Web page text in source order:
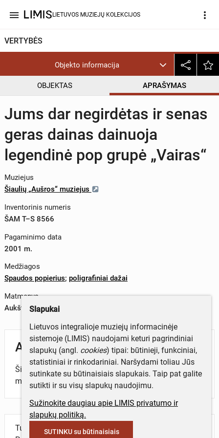
menu LIETUVOS MUZIEJŲ KOLEKCIJOS more_vert
VERTYBĖS
Objekto informacija
OBJEKTAS APRAŠYMAS
Jums dar negirdėtas ir senas
geras dainas dainuoja
legendinė pop grupė „Vairas“
Muziejus
Šiaulių „Aušros“ muziejus
Inventorinis numeris
ŠAM T–S 8566
Pagaminimo data
2001 m.
Medžiagos
Spaudos popierius; poligrafiniai dažai
Matmenys
Aukštis x plotis – 59 x 41,7 cm
Aprašymas
Šiauliai – Saulės miestas. Rugsėjo 10 ir 11 dienomis
miesto šventė „Šiaulių dienos 2010“.
Turite daugiau informacijos apie objektą?
Slapukai
Lietuvos integralioje muziejų informacinėje
sistemoje (LIMIS) naudojami keturi pagrindiniai
slapukų (angl. cookies) tipai: būtinieji, funkciniai,
statistiniai ir rinkodariniai. Naršydami toliau Jūs
sutinkate su būtinaisiais slapukais. Taip pat galite
sutikti ir su visų slapukų naudojimu.
Sužinokite daugiau apie LIMIS privatumo ir
slapukų politiką.
SUTINKU su būtinaisiais